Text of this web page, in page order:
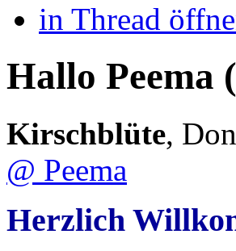
in Thread
Hallo Peema
Kirschblüte,
@ Peema
Herzlich